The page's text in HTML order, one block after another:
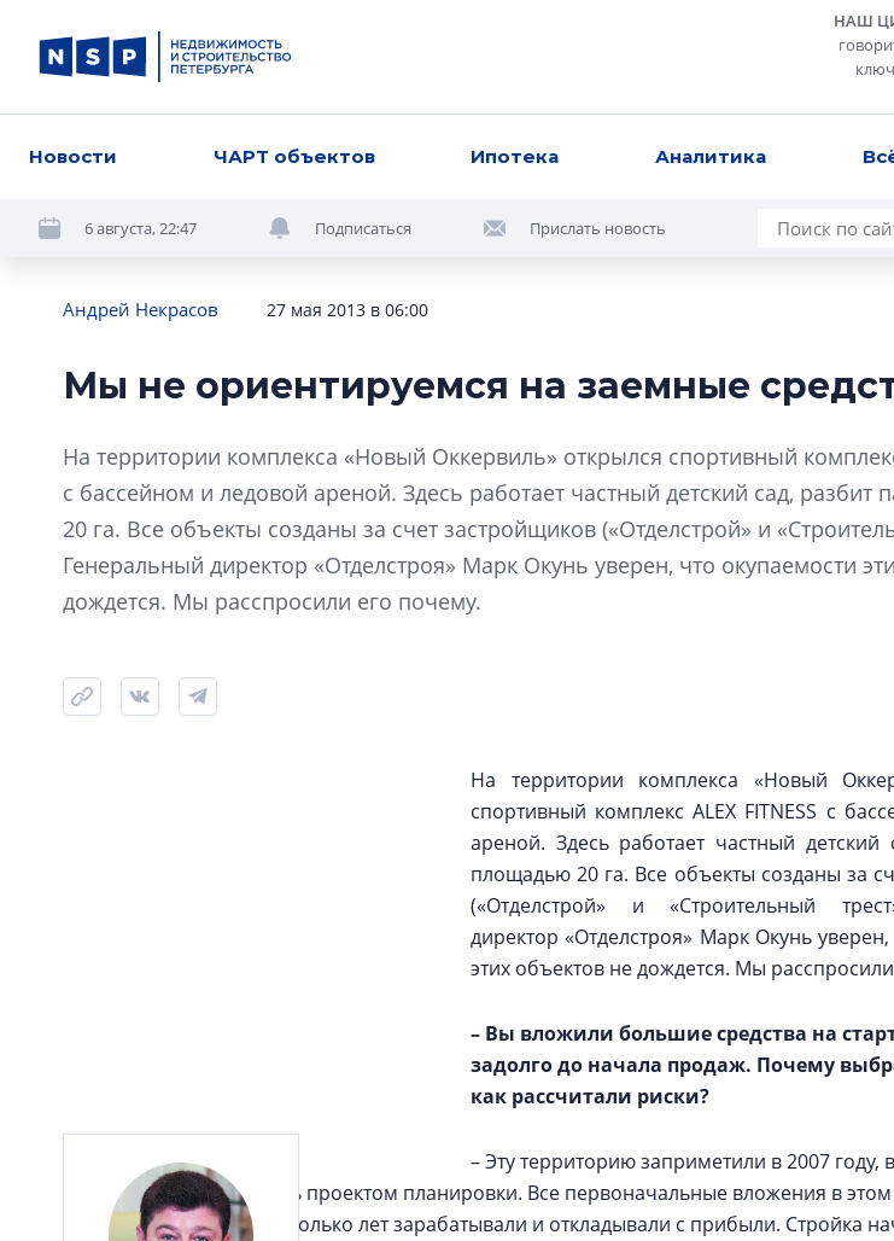
НАШ
Новости ЧАРТ объектов Ипотека Аналитика
6 августа, 22:47 Подписаться Прислать новость
Андрей Некрасов 27 мая 2013 в 06:00
Мы не ориентируемся на заемные
На территории комплекса «Новый Оккервиль» открылся спортивный комплекс
с бассейном и ледовой ареной. Здесь работает частный детский сад, разбит
20 га. Все объекты созданы за счет застройщиков («Отделстрой» и
Генеральный директор «Отделстроя» Марк Окунь уверен, что окупаемости
дождется. Мы расспросили его почему.
На территории комплекса «Новый
спортивный комплекс ALEX FITNESS с
ареной. Здесь работает частный детский
площадью 20 га. Все объекты созданы за
(«Отделстрой» и «Строительный
директор «Отделстроя» Марк Окунь
этих объектов не дождется. Мы
– Вы вложили большие средства на
задолго до начала продаж. Почему
как рассчитали риски?
– Эту территорию заприметили в 2007 году,
в 2008‑м. Год занимались проектом планировки. Все первоначальные вложения в
деньги, которые мы несколько лет зарабатывали и откладывали с прибыли. Стройка